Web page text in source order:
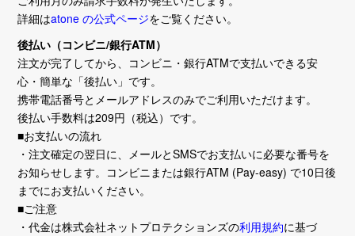
詳細はatone の公式ページをご覧ください。
後払い（コンビニ/銀行ATM）
注文が完了してから、コンビニ・銀行ATMで支払いできる安
心・簡単な「後払い」です。
携帯電話番号とメールアドレスのみでご利用いただけます。
後払い手数料は209円（税込）です。
■お支払いの流れ
・注文確定の翌日に、メールとSMSでお支払いに必要な番号を
お知らせします。コンビニまたは銀行ATM (Pay-easy) で10日後
までにお支払いください。
■ご注意
・代金は株式会社ネットプロテクションズの利用規約に基づ